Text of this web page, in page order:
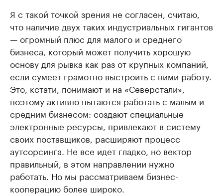
Я с такой точкой зрения не согласен, считаю,
что наличие двух таких индустриальных гигантов
— огромный плюс для малого и среднего
бизнеса, который может получить хорошую
основу для рывка как раз от крупных компаний,
если сумеет грамотно выстроить с ними работу.
Это, кстати, понимают и на «Северстали»,
поэтому активно пытаются работать с малым и
средним бизнесом: создают специальные
электронные ресурсы, привлекают в систему
своих поставщиков, расширяют процесс
аутсорсинга. Не все идет гладко, но вектор
правильный, в этом направлении нужно
работать. Но мы рассматриваем бизнес-
кооперацию более широко.